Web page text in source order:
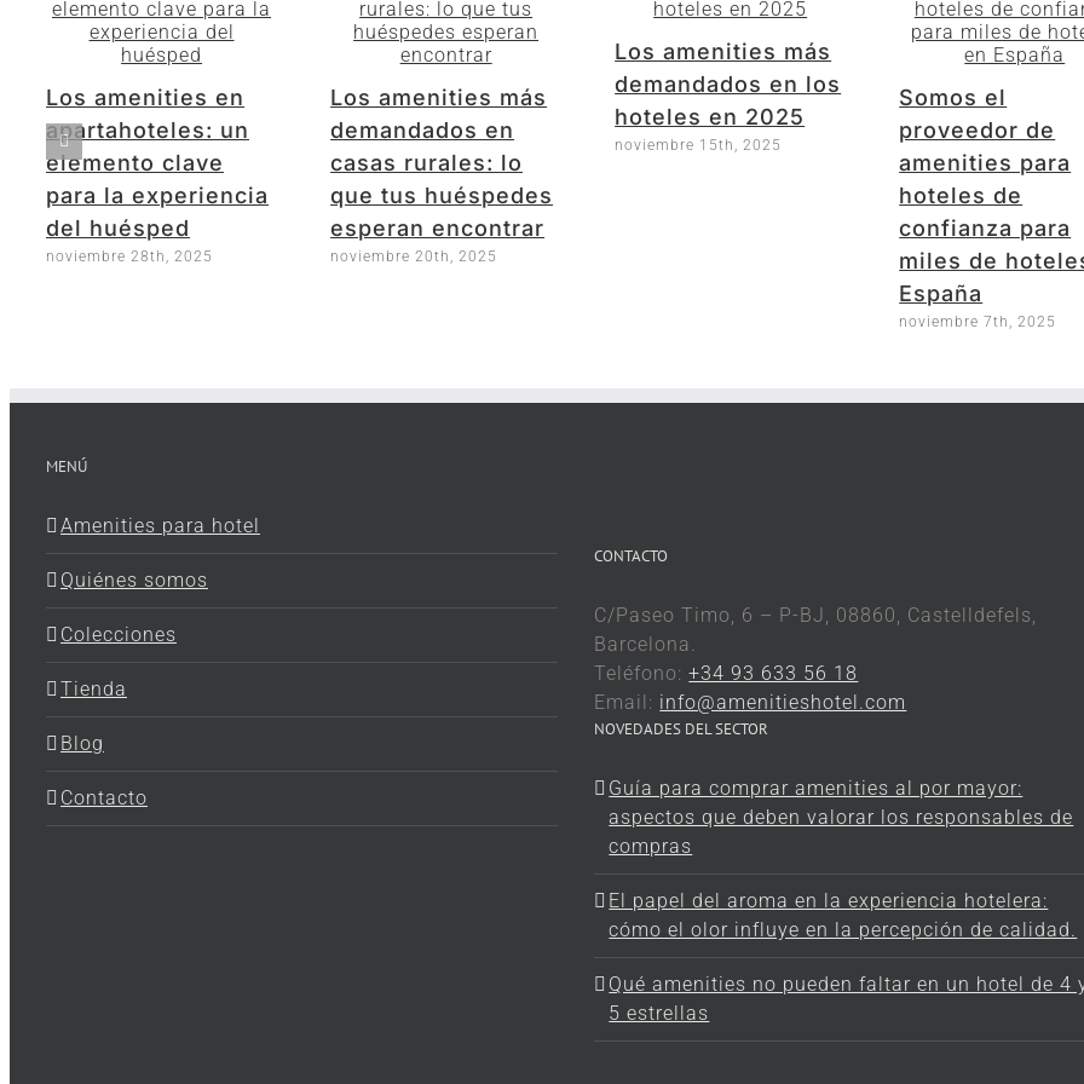
Los amenities en
apartahoteles: un
elemento clave
para la experiencia
del huésped
noviembre 28th, 2025
Los amenities más
demandados en
casas rurales: lo
que tus huéspedes
esperan encontrar
noviembre 20th, 2025
Los amenities más
demandados en los
hoteles en 2025
noviembre 15th, 2025
Somos el
proveedor de
amenities para
hoteles de
confianza para
miles de
España
noviembre 7th, 2025
MENÚ
Amenities para hotel
Quiénes somos
Colecciones
Tienda
Blog
Contacto
CONTACTO
C/Paseo Timo, 6 – P-BJ, 08860, Castelldefels,
Barcelona.
Teléfono:+34 93 633 56 18
Email: info@amenitieshotel.com
NOVEDADES DEL SECTOR
Guía para comprar amenities al por mayor:
aspectos que deben valorar los responsables de
compras
El papel del aroma en la experiencia hotelera:
cómo el olor influye en la percepción de calidad.
Qué amenities no pueden faltar en un hotel de 4
5 estrellas